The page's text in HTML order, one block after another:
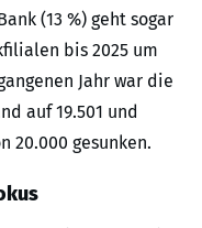
(13 %) geht sogar
bis 2025 um
Jahr war die
auf 19.501 und
20.000 gesunken.